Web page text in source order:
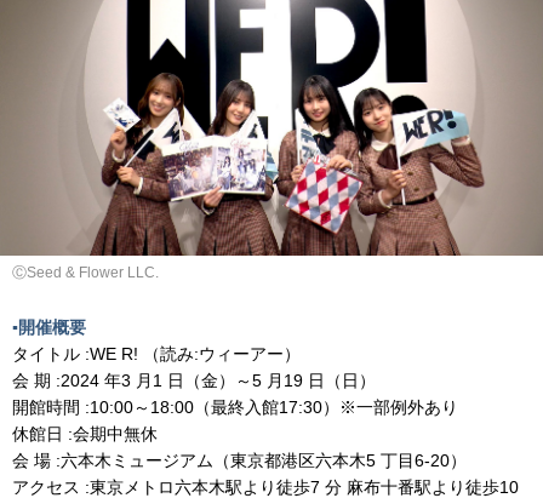
ⒸSeed & Flower LLC.
▪️開催概要
タイトル :WE R! （読み:ウィーアー）
会 期 :2024 年3 月1 日（金）～5 月19 日（日）
開館時間 :10:00～18:00（最終入館17:30）※一部例外あり
休館日 :会期中無休
会 場 :六本木ミュージアム（東京都港区六本木5 丁目6-20）
アクセス :東京メトロ六本木駅より徒歩7 分 麻布十番駅より徒歩10